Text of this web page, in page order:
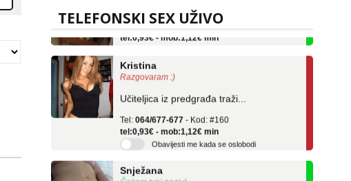
TELEFONSKI SEX UŽIVO
Tel: 064/677-677 - Kod: #04
tel:0,93€ - mob:1,12€ min
Razgovaram :)
Učiteljica iz predgrađa traži...
064/677-677
- Kod: #160
tel:0,93€ - mob:1,12€ min
Obavijesti me kada se oslobodi
Čekam tvoj poziv!